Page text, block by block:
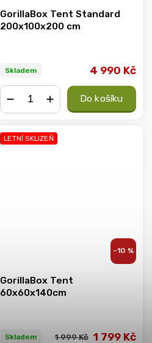
GorillaBox Tent Standard
200x100x200 cm
Skladem 4 990 Kč
Do košíku
LETNÍ SKLIZEŇ
–10 %
GorillaBox Tent
60x60x140cm
Skladem 1 999 Kč 1 799 Kč